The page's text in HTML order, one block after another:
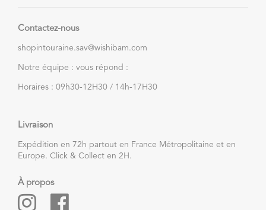
Contactez-nous
shopintouraine.sav@wishibam.com
Notre équipe : vous répond :
Horaires : 09h30-12H30 / 14h-17H30
Livraison
Expédition en 72h partout en France Métropolitaine et en
Europe. Click & Collect en 2H.
À propos